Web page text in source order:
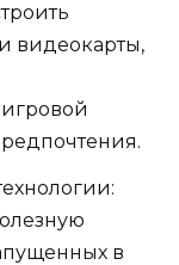
видеокарты,
в